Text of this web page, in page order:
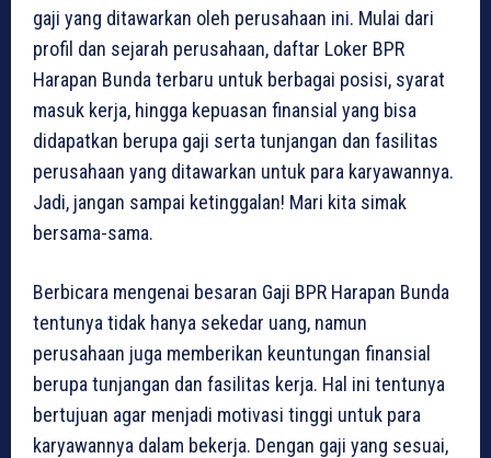
gaji yang ditawarkan oleh perusahaan ini. Mulai dari
profil dan sejarah perusahaan, daftar Loker BPR
Harapan Bunda terbaru untuk berbagai posisi, syarat
masuk kerja, hingga kepuasan finansial yang bisa
didapatkan berupa gaji serta tunjangan dan fasilitas
perusahaan yang ditawarkan untuk para karyawannya.
Jadi, jangan sampai ketinggalan! Mari kita simak
bersama-sama.
Berbicara mengenai besaran Gaji BPR Harapan Bunda
tentunya tidak hanya sekedar uang, namun
perusahaan juga memberikan keuntungan finansial
berupa tunjangan dan fasilitas kerja. Hal ini tentunya
bertujuan agar menjadi motivasi tinggi untuk para
karyawannya dalam bekerja. Dengan gaji yang sesuai,